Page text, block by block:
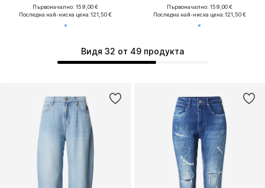
Видя 32 от 49 продукта
Първоначално: 159,00 €
Последна най-ниска цена:121,50 €
Първоначално: 159,00 €
Последна най-ниска цена:121,50 €